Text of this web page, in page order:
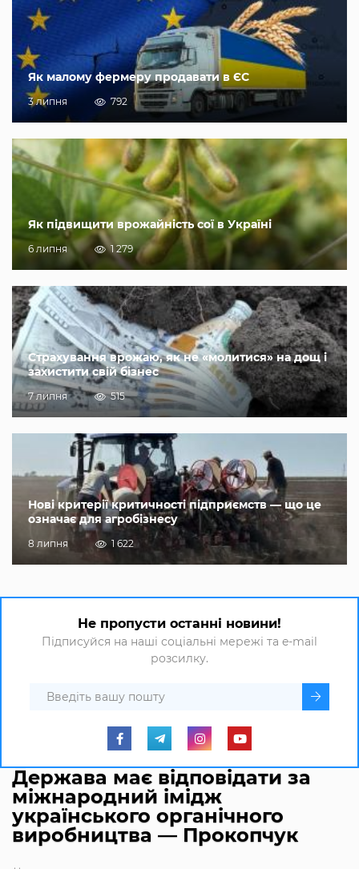
Як малому фермеру продавати в ЄС
3 липня 792
Як підвищити врожайність сої в Україні
6 липня 1 279
Страхування врожаю, як не «молитися» на дощ і
захистити свій бізнес
7 липня 515
Нові критерії критичності підприємств — що це
означає для агробізнесу
8 липня 1 622
Не пропусти останні новини!
Підписуйся на наші соціальні мережі та e-mail
розсилку.
Держава має відповідати за
міжнародний імідж
українського органічного
виробництва — Прокопчук